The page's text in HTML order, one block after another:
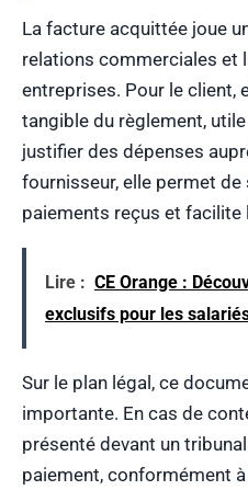
La facture acquittée joue
relations commerciales et
entreprises. Pour le client,
tangible du règlement,
justifier des dépenses
fournisseur, elle permet
paiements reçus et
Lire : CE Orange :
exclusifs pour les
Sur le plan légal, ce
importante. En cas de
présenté devant un
paiement, conformément